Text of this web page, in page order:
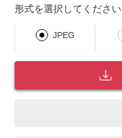
形式を選択してください
JPEG